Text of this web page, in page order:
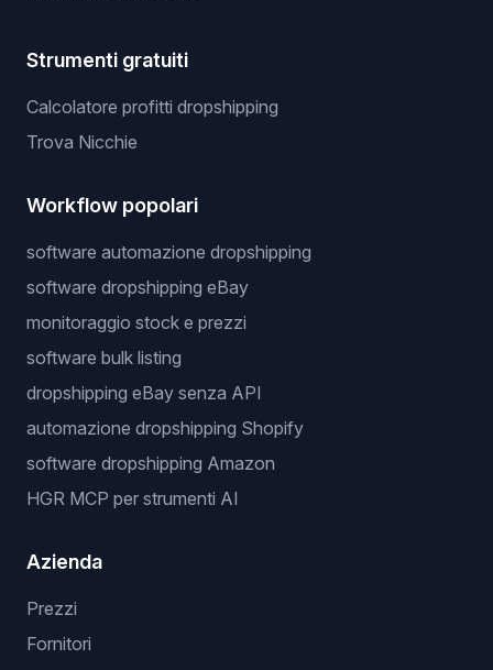
Strumenti gratuiti
Calcolatore profitti dropshipping
Trova Nicchie
Workflow popolari
software automazione dropshipping
software dropshipping eBay
monitoraggio stock e prezzi
software bulk listing
dropshipping eBay senza API
automazione dropshipping Shopify
software dropshipping Amazon
HGR MCP per strumenti AI
Azienda
Prezzi
Fornitori